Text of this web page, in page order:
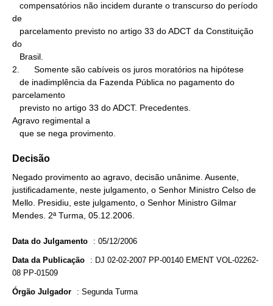
de
do
2.      Somente são cabíveis os juros moratórios na hipótese
parcelamento
Agravo regimental a
   que se nega provimento.
Decisão
Negado provimento ao agravo, decisão unânime. Ausente,
justificadamente, neste julgamento, o Senhor Ministro Celso de
Mello. Presidiu, este julgamento, o Senhor Ministro Gilmar
Mendes. 2ª Turma, 05.12.2006.
Data do Julgamento : 05/12/2006
Data da Publicação : DJ 02-02-2007 PP-00140 EMENT VOL-02262-
08 PP-01509
Órgão Julgador : Segunda Turma